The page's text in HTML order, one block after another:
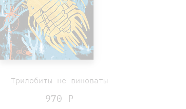
Трилобиты не виноваты
970 ₽